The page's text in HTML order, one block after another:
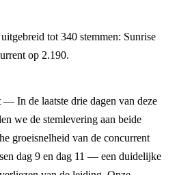
tot 340 stemmen: Sunrise
op 2.190.
— In de laatste drie dagen van deze
we de stemlevering aan beide
groeisnelheid van de concurrent
dag 9 en dag 11 — een duidelijke